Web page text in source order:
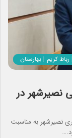
رباط کریم | بهارستان
نصیرشهر در
نصیرشهر به مناسبت